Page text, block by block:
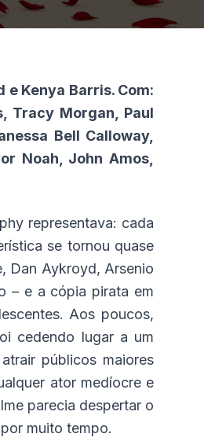
e Kenya Barris. Com:
Tracy Morgan, Paul
Bell Calloway,
Noah, John Amos,
representava: cada
se tornou quase
Dan Aykroyd, Arsenio
– e a cópia pirata em
Aos poucos,
cedendo lugar a um
públicos maiores
ator medíocre e
parecia despertar o
muito tempo.